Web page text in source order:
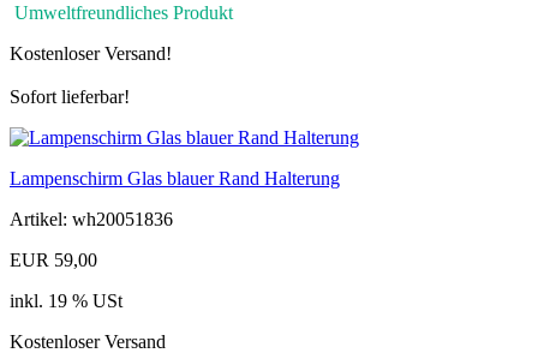
Umweltfreundliches Produkt
Kostenloser Versand!
Sofort lieferbar!
Lampenschirm Glas blauer Rand Halterung
Artikel: wh20051836
EUR 59,00
inkl. 19 % USt
Kostenloser Versand